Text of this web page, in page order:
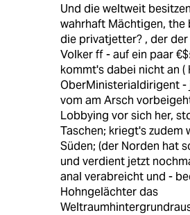
Und die weltweit
wahrhaft Mächtigen, the
die privatjetter? , der der
Volker ff - auf ein paar
kommt's dabei nicht an (
OberMinisterialdirigent -
vom am Arsch
Lobbying vor sich her,
Taschen; kriegt's zudem
Süden; (der Norden hat
und verdient jetzt
anal verabreicht und -
Hohngelächter das